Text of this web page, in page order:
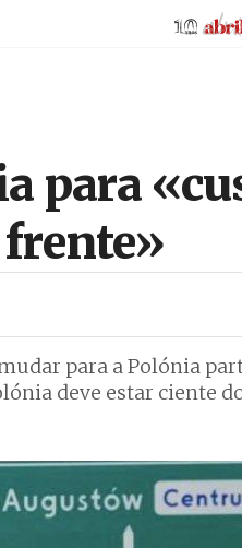
para
para a Polónia
deve estar ciente